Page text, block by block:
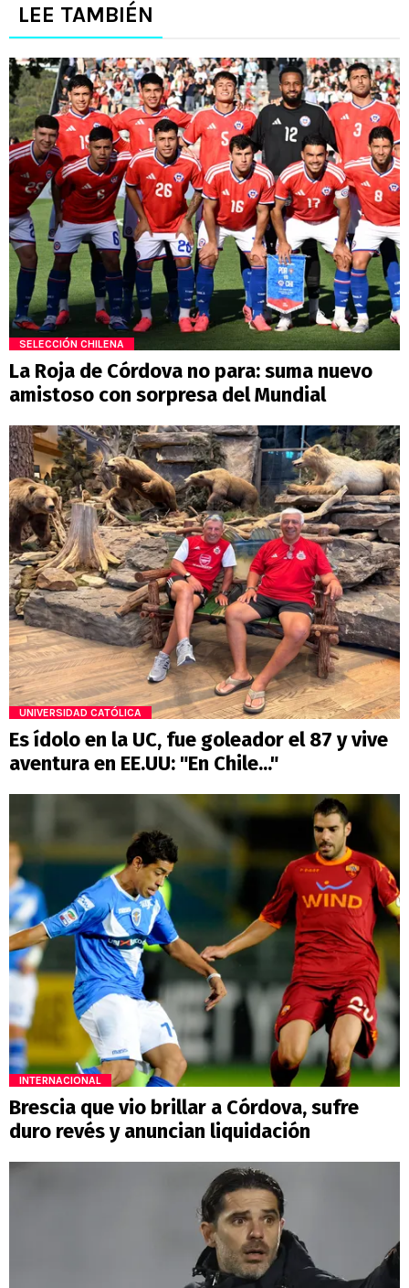
LEE TAMBIÉN
SELECCIÓN CHILENA
La Roja de Córdova no para: suma nuevo
amistoso con sorpresa del Mundial
UNIVERSIDAD CATÓLICA
Es ídolo en la UC, fue goleador el 87 y vive
aventura en EE.UU: "En Chile..."
INTERNACIONAL
Brescia que vio brillar a Córdova, sufre
duro revés y anuncian liquidación